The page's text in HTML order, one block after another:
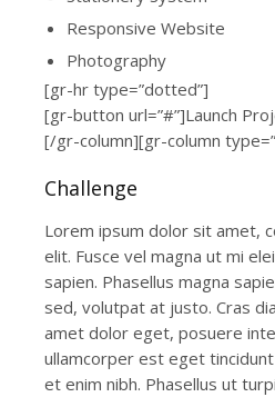
Responsive Website
Photography
[gr-hr type=”dotted”]
[gr-button url=”#”]Launch
[/gr-column][gr-column
Challenge
Lorem ipsum dolor sit amet,
elit. Fusce vel magna ut mi
sapien. Phasellus magna
sed, volutpat at justo. Cras
amet dolor eget, posuere
ullamcorper est eget
et enim nibh. Phasellus ut